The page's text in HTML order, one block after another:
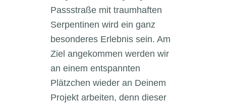
Passstraße mit traumhaften
Serpentinen wird ein ganz
besonderes Erlebnis sein. Am
Ziel angekommen werden wir
an einem entspannten
Plätzchen wieder an Deinem
Projekt arbeiten, denn dieser